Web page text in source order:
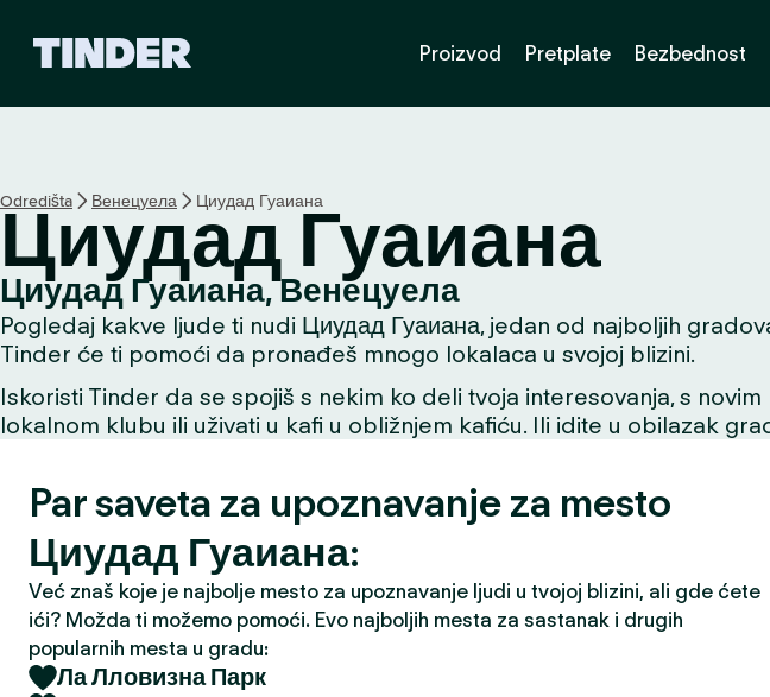
p
o
č
e
t
n
a
t
r
i
c
a
Proizvod Pretplate Bezbednost
Odredišta Венецуела Циудад Гуаиана
Циудад Гуаиана
Циудад Гуаиана, Венецуела
Pogledaj kakve ljude ti nudi Циудад Гуаиана, jedan od najboljih
Tinder će ti pomoći da pronađeš mnogo lokalaca u svojoj blizini.
Iskoristi Tinder da se spojiš s nekim ko deli tvoja interesovanja, s
lokalnom klubu ili uživati u kafi u obližnjem kafiću. Ili idite u obilazak
Par saveta za upoznavanje za mesto
Циудад Гуаиана:
Već znaš koje je najbolje mesto za upoznavanje ljudi u tvojoj blizini, ali gde ćete
ići? Možda ti možemo pomoći. Evo najboljih mesta za sastanak i drugih
popularnih mesta u gradu:
Ла Лловизна Парк